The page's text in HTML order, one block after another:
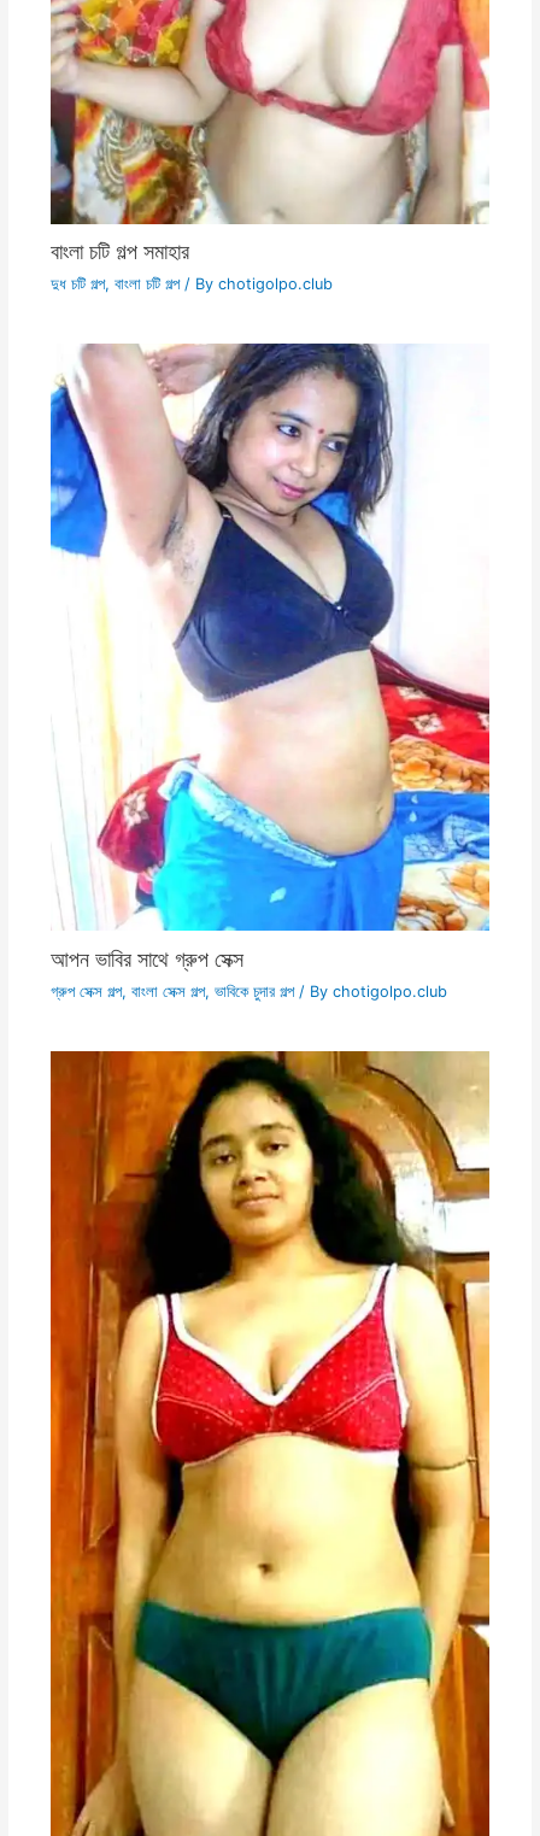
বাংলা চটি গল্প সমাহার
দুধ চটি গল্প, বাংলা চটি গল্প/ By chotigolpo.club
আপন ভাবির সাথে গ্রুপ সেক্স
গ্রুপ সেক্স গল্প, বাংলা সেক্স গল্প, ভাবিকে চুদার গল্প/ By chotigolpo.club